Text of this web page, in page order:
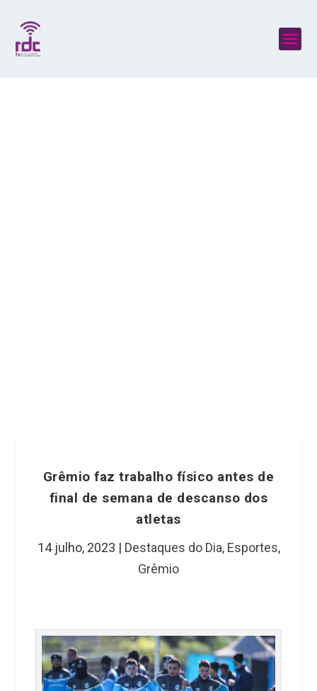
Grêmio faz trabalho físico antes de
final de semana de descanso dos
atletas
14 julho, 2023 | Destaques do Dia, Esportes,
Grêmio